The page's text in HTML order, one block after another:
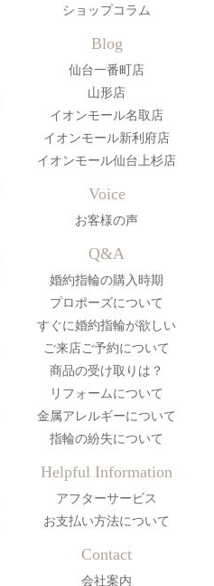
ショップコラム
Blog
仙台一番町店
山形店
イオンモール名取店
イオンモール新利府店
イオンモール仙台上杉店
Voice
お客様の声
Q&A
婚約指輪の購入時期
プロポーズについて
すぐに婚約指輪が欲しい
ご来店ご予約について
商品の受け取りは？
リフォームについて
金属アレルギーについて
指輪の紛失について
Helpful Information
アフターサービス
お支払い方法について
Contact
会社案内